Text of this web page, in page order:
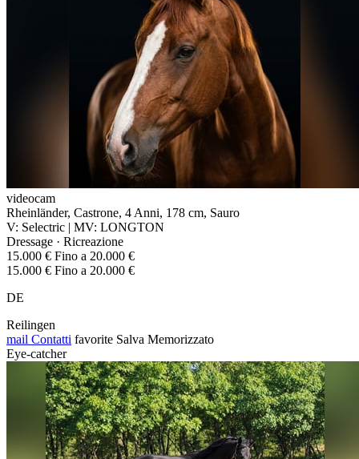
videocam
Rheinländer, Castrone, 4 Anni, 178 cm, Sauro
V: Selectric | MV: LONGTON
Dressage · Ricreazione
15.000 € Fino a 20.000 €
15.000 € Fino a 20.000 €
DE
Reilingen
mail Contatti favorite Salva Memorizzato
Eye-catcher